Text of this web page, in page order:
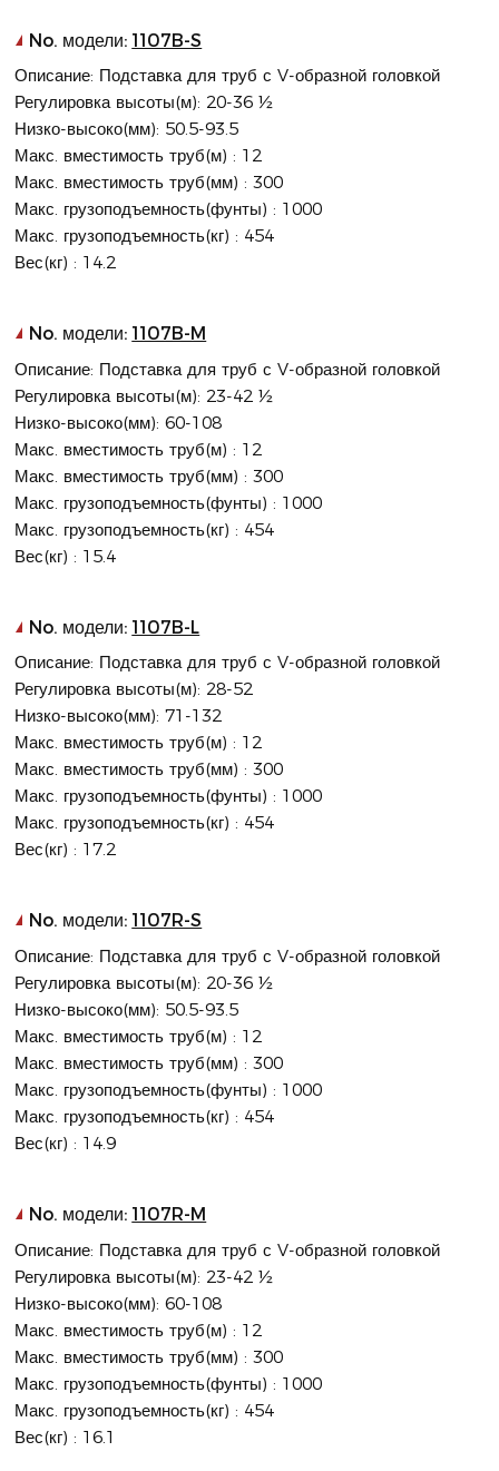
No. модели: 1107B-S
Описание: Подставка для труб с V-образной головкой
Регулировка высоты(м): 20-36 ½
Низко-высоко(мм): 50.5-93.5
Макс. вместимость труб(м) : 12
Макс. вместимость труб(мм) : 300
Макс. грузоподъемность(фунты) : 1000
Макс. грузоподъемность(кг) : 454
Вес(кг) : 14.2
No. модели: 1107B-M
Описание: Подставка для труб с V-образной головкой
Регулировка высоты(м): 23-42 ½
Низко-высоко(мм): 60-108
Макс. вместимость труб(м) : 12
Макс. вместимость труб(мм) : 300
Макс. грузоподъемность(фунты) : 1000
Макс. грузоподъемность(кг) : 454
Вес(кг) : 15.4
No. модели: 1107B-L
Описание: Подставка для труб с V-образной головкой
Регулировка высоты(м): 28-52
Низко-высоко(мм): 71-132
Макс. вместимость труб(м) : 12
Макс. вместимость труб(мм) : 300
Макс. грузоподъемность(фунты) : 1000
Макс. грузоподъемность(кг) : 454
Вес(кг) : 17.2
No. модели: 1107R-S
Описание: Подставка для труб с V-образной головкой
Регулировка высоты(м): 20-36 ½
Низко-высоко(мм): 50.5-93.5
Макс. вместимость труб(м) : 12
Макс. вместимость труб(мм) : 300
Макс. грузоподъемность(фунты) : 1000
Макс. грузоподъемность(кг) : 454
Вес(кг) : 14.9
No. модели: 1107R-M
Описание: Подставка для труб с V-образной головкой
Регулировка высоты(м): 23-42 ½
Низко-высоко(мм): 60-108
Макс. вместимость труб(м) : 12
Макс. вместимость труб(мм) : 300
Макс. грузоподъемность(фунты) : 1000
Макс. грузоподъемность(кг) : 454
Вес(кг) : 16.1